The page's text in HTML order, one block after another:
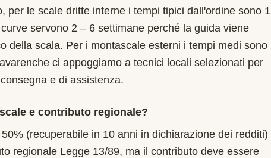
per le scale dritte interne i tempi tipici dall'ordine sono 1
servono 2 – 6 settimane perché la guida viene
della scala. Per i montascale esterni i tempi medi sono
ci appoggiamo a tecnici locali selezionati per
e di assistenza.
e contributo regionale?
(recuperabile in 10 anni in dichiarazione dei redditi)
regionale Legge 13/89, ma il contributo deve essere